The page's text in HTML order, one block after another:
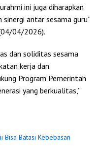
ini juga diharapkan
antar sesama guru”
04/2026).
dan soliditas sesama
kerja dan
Program Pemerintah
yang berkualitas,”
Bisa Batasi Kebebasan